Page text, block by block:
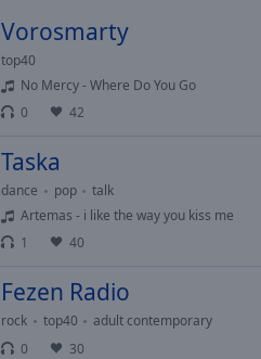
Vorosmarty
top40
No Mercy - Where Do You Go
0
42
Taska
dance pop
talk
Artemas - i like the way you kiss me
1
40
Fezen Radio
rock top40
adult contemporary
0
30